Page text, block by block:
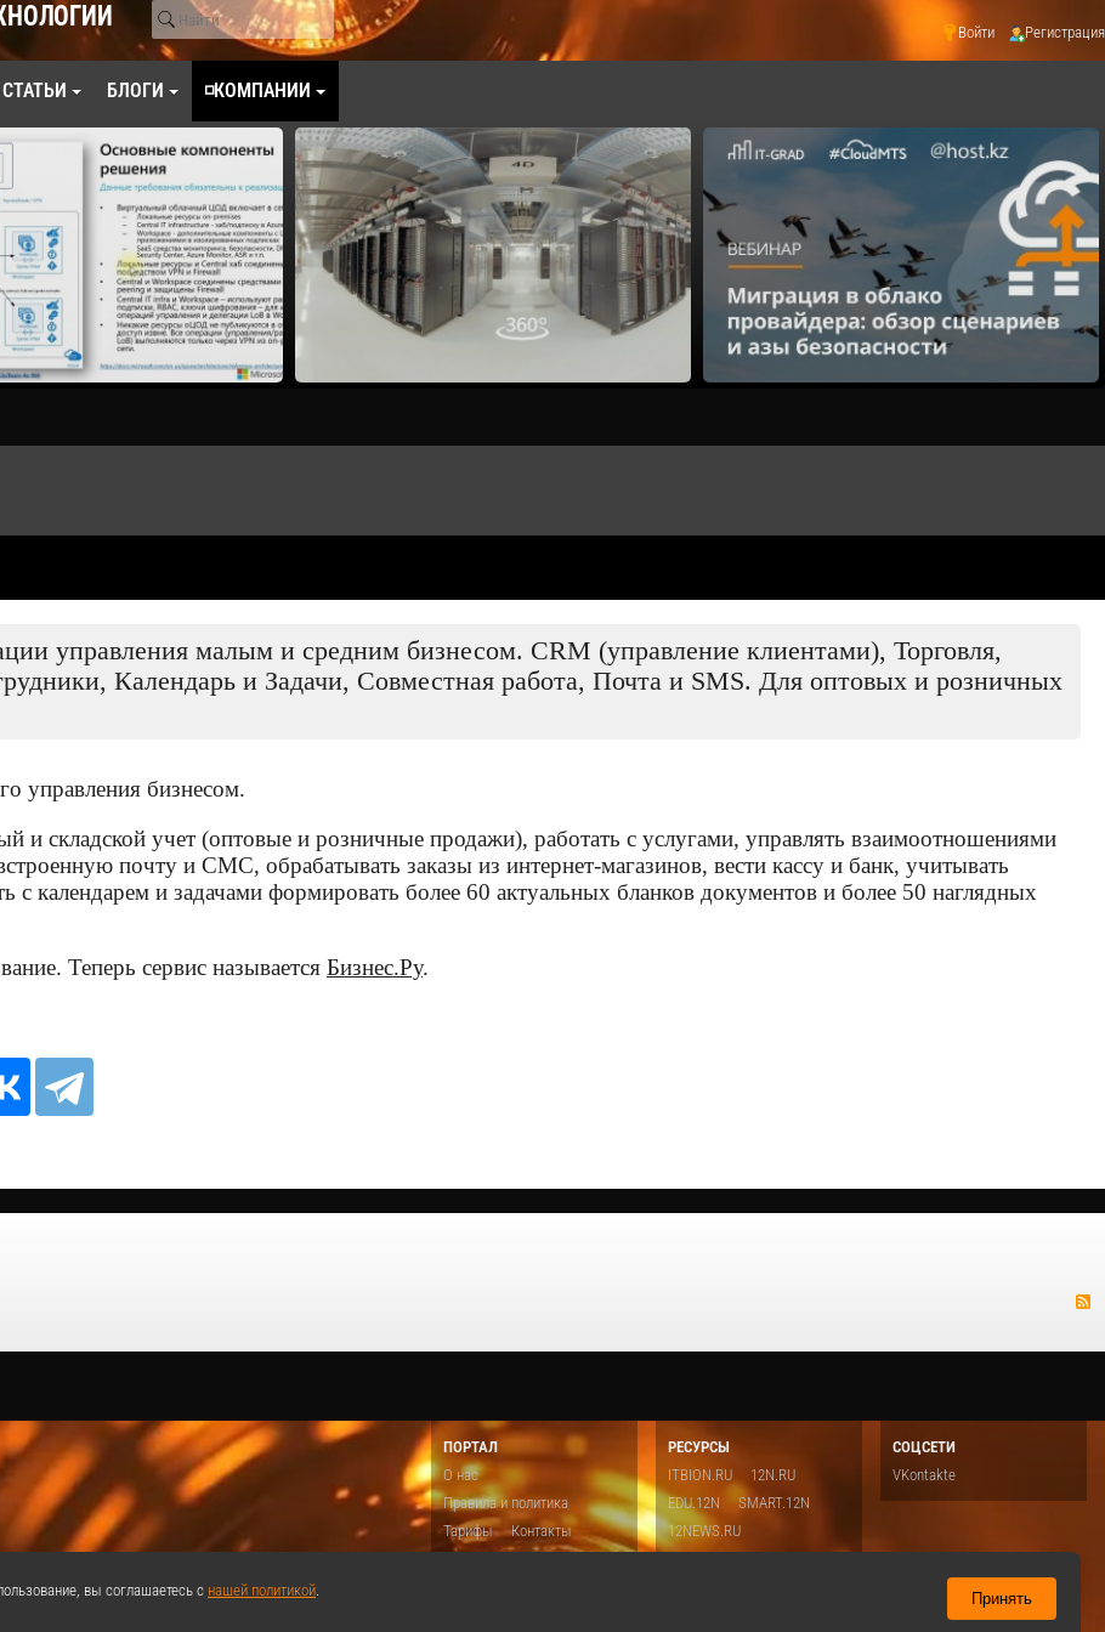
Войти Регистрация
СТАТЬИ БЛОГИ ◽КОМПАНИИ
управления малым и средним бизнесом. CRM (управление клиентами), Торговля,
Календарь и Задачи, Совместная работа, Почта и SMS. Для оптовых и розничных
управления бизнесом.
и складской учет (оптовые и розничные продажи), работать с услугами, управлять взаимоотношениями
почту и СМС, обрабатывать заказы из интернет-магазинов, вести кассу и банк, учитывать
с календарем и задачами формировать более 60 актуальных бланков документов и более 50 наглядных
Теперь сервис называется Бизнес.Ру.
ПОРТАЛ
О нас
Правила и политика
Тарифы
Контакты
РЕСУРСЫ
ITBION.RU
12N.RU
EDU.12N
SMART.12N
12NEWS.RU
СОЦСЕТИ
VKontakte
вы соглашаетесь с нашей политикой. Принять